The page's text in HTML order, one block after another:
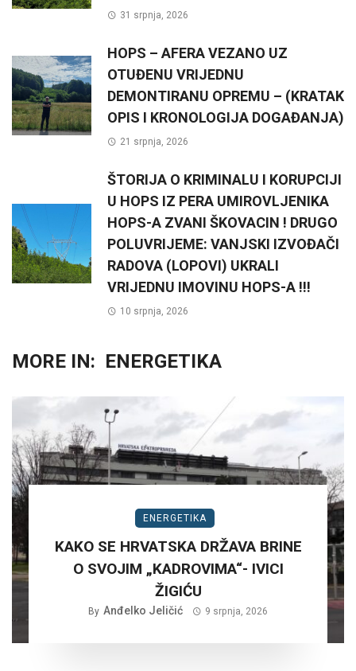
31 srpnja, 2026
HOPS – AFERA VEZANO UZ
OTUĐENU VRIJEDNU
DEMONTIRANU OPREMU – (KRATAK
OPIS I KRONOLOGIJA DOGAĐANJA)
21 srpnja, 2026
ŠTORIJA O KRIMINALU I KORUPCIJI
U HOPS IZ PERA UMIROVLJENIKA
HOPS-A ZVANI ŠKOVACIN ! DRUGO
POLUVRIJEME: VANJSKI IZVOĐAČI
RADOVA (LOPOVI) UKRALI
VRIJEDNU IMOVINU HOPS-A !!!
10 srpnja, 2026
MORE IN: ENERGETIKA
ENERGETIKA
KAKO SE HRVATSKA DRŽAVA BRINE
O SVOJIM „KADROVIMA“- IVICI
ŽIGIĆU
By Anđelko Jeličić 9 srpnja, 2026